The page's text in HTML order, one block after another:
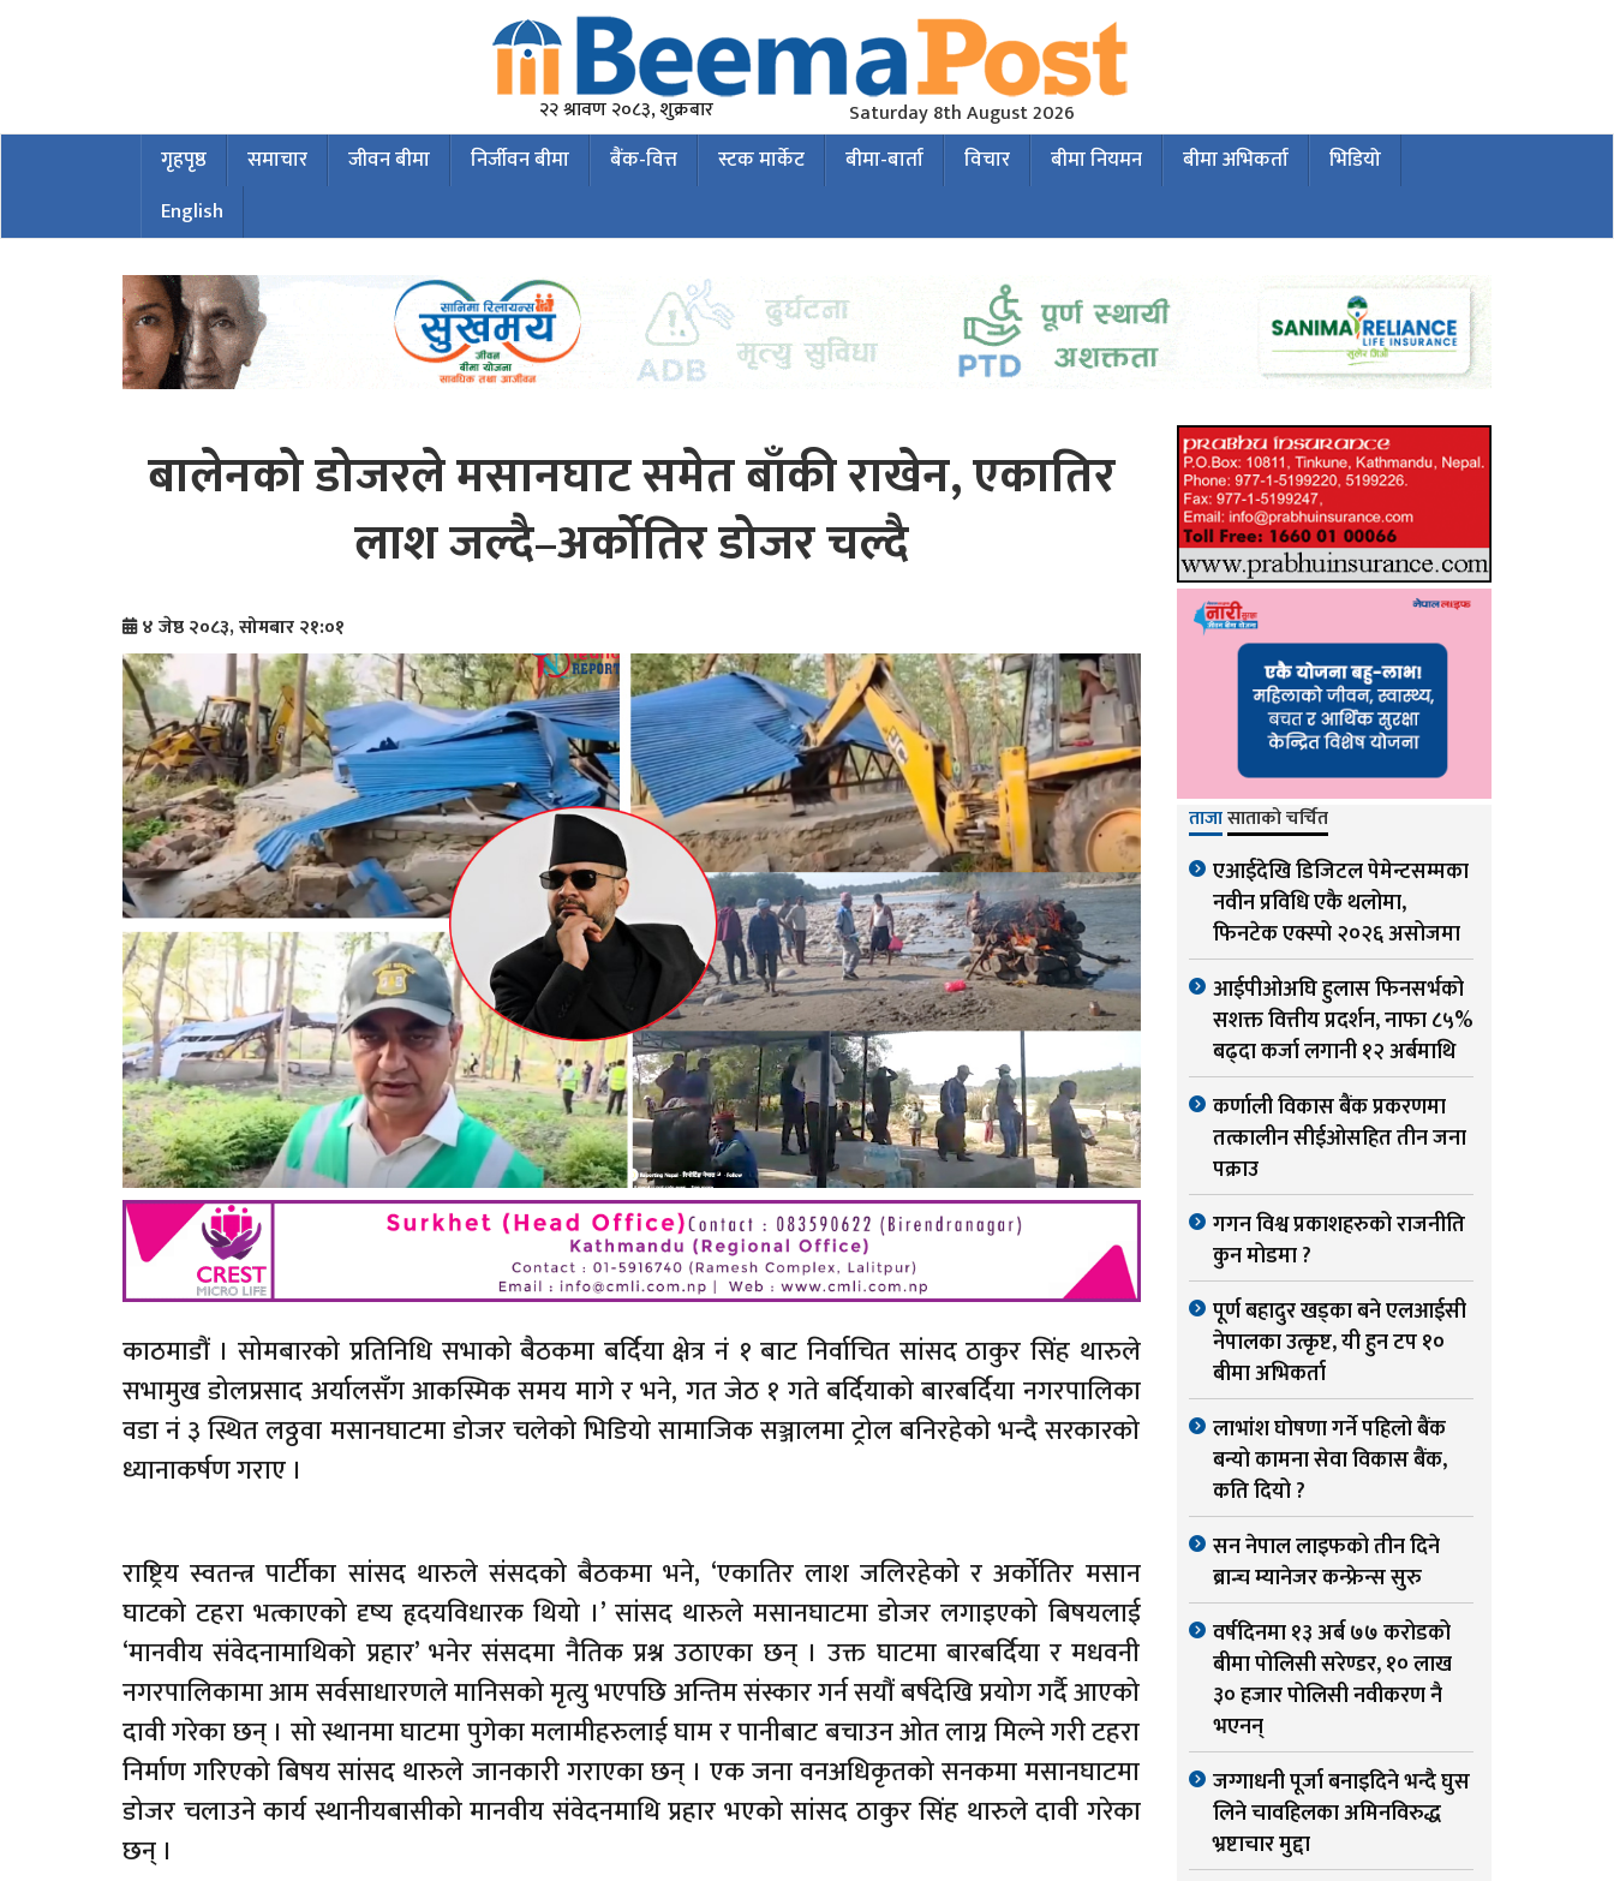
२२ श्रावण २०८३, शुक्रबार Saturday 8th August 2026
गृहपृष्ठ समाचार जीवन बीमा निर्जीवन बीमा बैंक-वित्त स्टक मार्केट बीमा-बार्ता विचार बीमा नियमन बीमा अभिकर्ता
भिडियो
English
बालेनको डोजरले मसानघाट समेत बाँकी राखेन, एकातिर
लाश जल्दै–अर्कोतिर डोजर चल्दै
४ जेष्ठ २०८३, सोमबार २१:०१
काठमाडौं । सोमबारको प्रतिनिधि सभाको बैठकमा बर्दिया क्षेत्र नं १ बाट निर्वाचित सांसद ठाकुर सिंह थारुले
सभामुख डोलप्रसाद अर्यालसँग आकस्मिक समय मागे र भने, गत जेठ १ गते बर्दियाको बारबर्दिया नगरपालिका
वडा नं ३ स्थित लठ्ठवा मसानघाटमा डोजर चलेको भिडियो सामाजिक सञ्जालमा ट्रोल बनिरहेको भन्दै सरकारको
ध्यानाकर्षण गराए ।
राष्ट्रिय स्वतन्त्र पार्टीका सांसद थारुले संसदको बैठकमा भने, ‘एकातिर लाश जलिरहेको र अर्कोतिर मसान
घाटको टहरा भत्काएको दृष्य हृदयविधारक थियो ।’ सांसद थारुले मसानघाटमा डोजर लगाइएको बिषयलाई
‘मानवीय संवेदनामाथिको प्रहार’ भनेर संसदमा नैतिक प्रश्न उठाएका छन् । उक्त घाटमा बारबर्दिया र मधवनी
नगरपालिकामा आम सर्वसाधारणले मानिसको मृत्यु भएपछि अन्तिम संस्कार गर्न सयौं बर्षदेखि प्रयोग गर्दै आएको
दावी गरेका छन् । सो स्थानमा घाटमा पुगेका मलामीहरुलाई घाम र पानीबाट बचाउन ओत लाग्न मिल्ने गरी टहरा
निर्माण गरिएको बिषय सांसद थारुले जानकारी गराएका छन् । एक जना वनअधिकृतको सनकमा मसानघाटमा
डोजर चलाउने कार्य स्थानीयबासीको मानवीय संवेदनमाथि प्रहार भएको सांसद ठाकुर सिंह थारुले दावी गरेका
छन् ।
ताजासाताको चर्चित
एआईदेखि डिजिटल पेमेन्टसम्मका
नवीन प्रविधि एकै थलोमा,
फिनटेक एक्स्पो २०२६ असोजमा
आईपीओअघि हुलास फिनसर्भको
सशक्त वित्तीय प्रदर्शन, नाफा ८५%
बढ्दा कर्जा लगानी १२ अर्बमाथि
कर्णाली विकास बैंक प्रकरणमा
तत्कालीन सीईओसहित तीन जना
पक्राउ
गगन विश्व प्रकाशहरुको राजनीति
कुन मोडमा ?
पूर्ण बहादुर खड्का बने एलआईसी
नेपालका उत्कृष्ट, यी हुन टप १०
बीमा अभिकर्ता
लाभांश घोषणा गर्ने पहिलो बैंक
बन्यो कामना सेवा विकास बैंक,
कति दियो ?
सन नेपाल लाइफको तीन दिने
ब्रान्च म्यानेजर कन्फ्रेन्स सुरु
वर्षदिनमा १३ अर्ब ७७ करोडको
बीमा पोलिसी सरेण्डर, १० लाख
३० हजार पोलिसी नवीकरण नै
भएनन्
जग्गाधनी पूर्जा बनाइदिने भन्दै घुस
लिने चावहिलका अमिनविरुद्ध
भ्रष्टाचार मुद्दा